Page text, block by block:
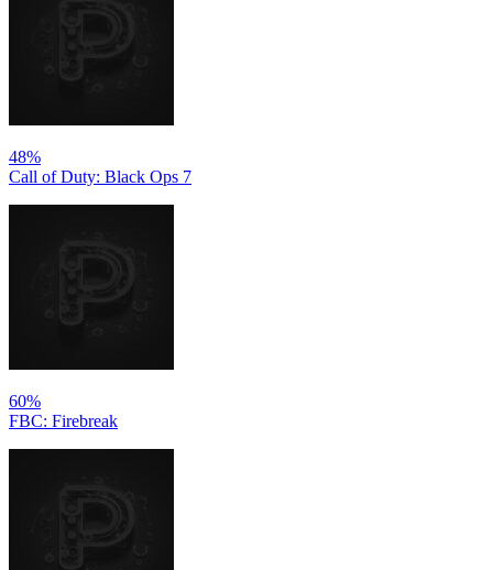
48%
Call of Duty: Black Ops 7
60%
FBC: Firebreak